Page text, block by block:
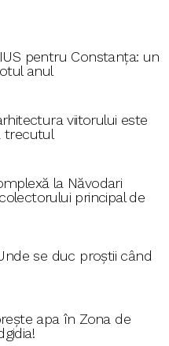
pentru Constanța: un
anul
viitorului este
trecutul
la Năvodari
principal de
se duc proștii când
apa în Zona de